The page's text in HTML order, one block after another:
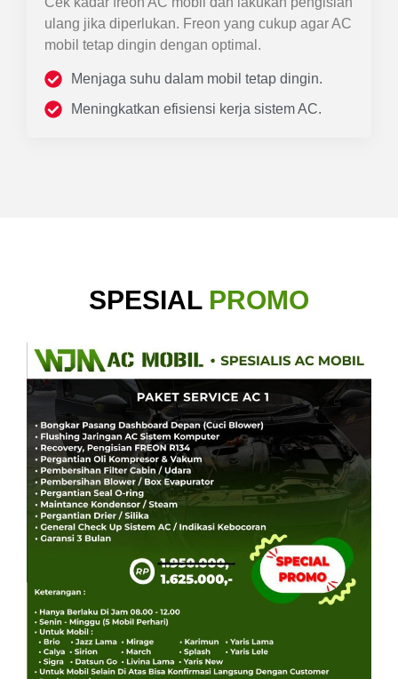
ulang jika diperlukan. Freon yang cukup agar AC
mobil tetap dingin dengan optimal.
Menjaga suhu dalam mobil tetap dingin.
Meningkatkan efisiensi kerja sistem AC.
SPESIAL PROMO